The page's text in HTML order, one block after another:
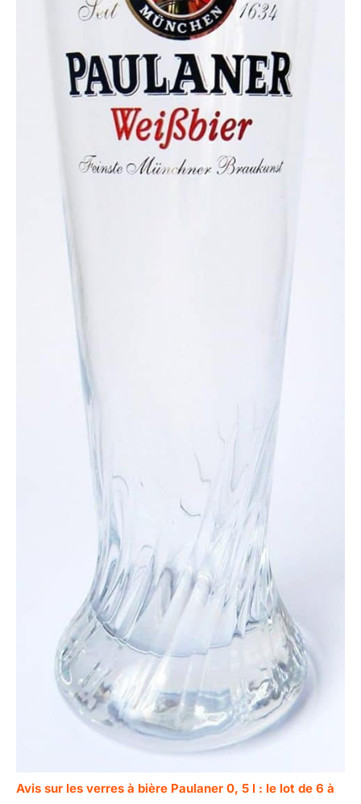
Avis sur les verres à bière Paulaner 0, 5 l : le lot de 6 à